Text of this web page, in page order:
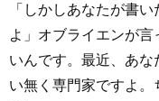
「しかしあなたが書
よ」オブライエンが
いんです。最近、あ
い無く専門家ですよ